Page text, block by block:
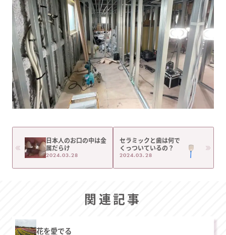
日本人のお口の中は金
属だらけ
2024.03.28
セラミックと歯は何で
くっついているの？
2024.03.28
関連記事
花を愛でる